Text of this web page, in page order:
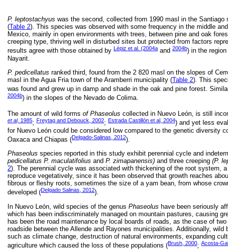
P. leptostachyus was the second, collected from 1990 masl in the
(Table 2). This species was observed with some frequency in the middle
Mexico, mainly in open environments with trees, between pine and oak
creeping type, thriving well in disturbed sites but protected from factors
results agree with those obtained by Lépiz et al. (2004a and 2004b) in the
Nayarit.
P. pedicellatus ranked third, found from the 2 820 masl on the slopes of
masl in the Agua Fria town of the Aramberri municipality (Table 2). This
was found and grew up in damp and shade in the oak and pine forest.
2004b) in the slopes of the Nevado de Colima.
The amount of wild forms of Phaseolus collected in Nuevo León, is still
et al, 1985; Freytag and Debouck, 2002; Estrada Castillón et al, 2004) and yet less
for Nuevo León could be considered low compared to the genetic diversity
Oaxaca and Chiapas (Delgado-Salinas, 2012).
Phaseolus species reported in this study exhibit perennial cycle and
pedicellatus P. maculatifolius and P. zimapanensis) and three creeping (P.
2). The perennial cycle was associated with thickening of the root system,
reproduce vegetatively, since it has been observed that growth reaches
fibrous or fleshy roots, sometimes the size of a yam bean, from whose
developed (Delgado Salinas, 2012).
In Nuevo León, wild species of the genus Phaseolus have been seriously
which has been indiscriminately managed on mountain pastures, causing
has been the road maintenance by local boards of roads, as the case of
roadside between the Allende and Rayones municipalities. Additionally,
such as climate change, destruction of natural environments, expanding
agriculture which caused the loss of these populations (Brush, 2000; Acosta-